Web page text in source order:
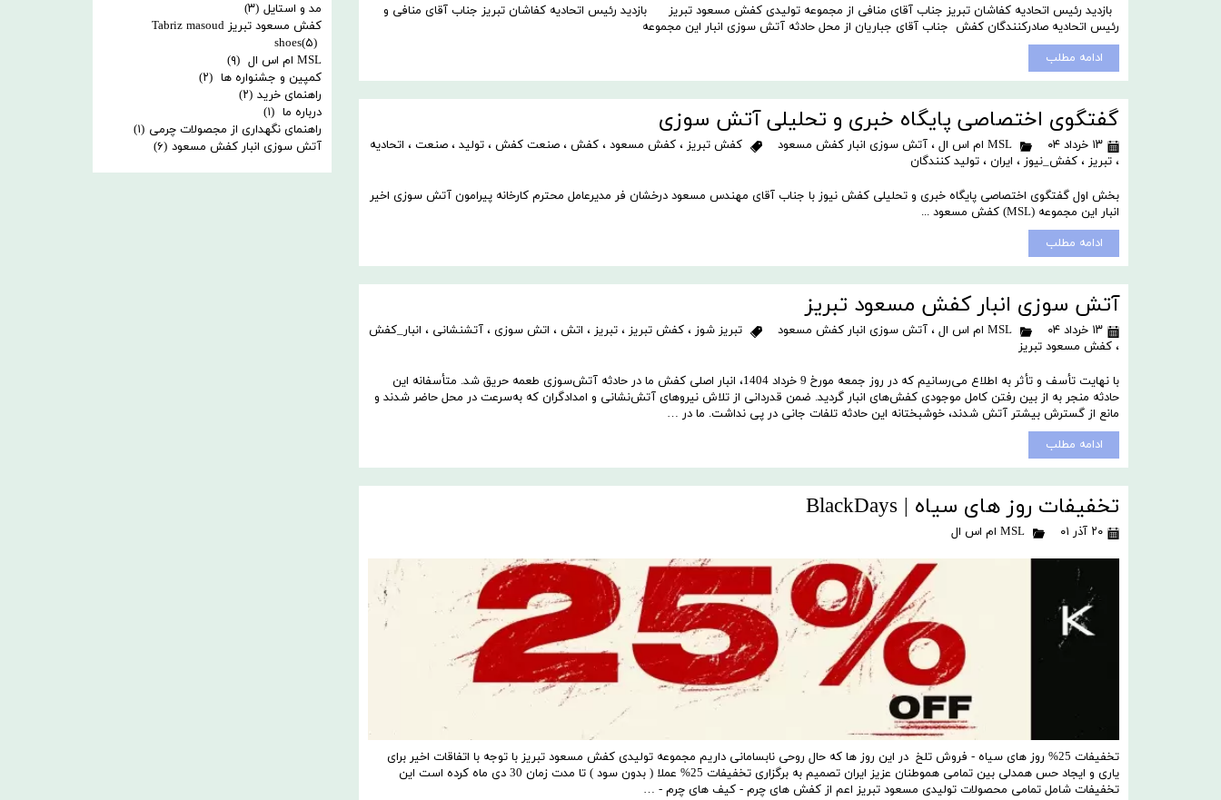
بازدید رئیس اتحادیه کفاشان تبریز جناب آقای منافی از مجموعه تولیدی کفش مسعود تبریز بازدید رئیس اتحادیه کفاشان تبریز جناب آقای منافی و
رئیس اتحادیه صادرکنندگان کفش جناب آقای جباریان از محل حادثه آتش سوزی انبار این مجموعه
ادامه مطلب
گفتگوی اختصاصی پایگاه خبری و تحلیلی آتش سوزی
۱۳ خرداد ۰۴ MSL ام اس ال ، آتش سوزی انبار کفش مسعود کفش تبریز ، کفش مسعود ، کفش ، صنعت کفش ، تولید ، صنعت ، اتحادیه
، تبریز ، کفش_نیوز ، ایران ، تولید کنندگان
بخش اول گفتگوی اختصاصی پایگاه خبری و تحلیلی کفش نیوز با جناب آقای مهندس مسعود درخشان فر مدیرعامل محترم کارخانه پیرامون آتش سوزی اخیر
انبار این مجموعه (MSL) کفش مسعود ...
ادامه مطلب
آتش سوزی انبار کفش مسعود تبریز
۱۳ خرداد ۰۴ MSL ام اس ال ، آتش سوزی انبار کفش مسعود تبریز شوز ، کفش تبریز ، تبریز ، اتش ، اتش سوزی ، آتشنشانی ، انبار_کفش
، کفش مسعود تبریز
با نهایت تأسف و تأثر به اطلاع می‌رسانیم که در روز جمعه مورخ 9 خرداد 1404، انبار اصلی کفش ما در حادثه آتش‌سوزی طعمه حریق شد. متأسفانه این
حادثه منجر به از بین رفتن کامل موجودی کفش‌های انبار گردید. ضمن قدردانی از تلاش نیروهای آتش‌نشانی و امدادگران که به‌سرعت در محل حاضر شدند و
مانع از گسترش بیشتر آتش شدند، خوشبختانه این حادثه تلفات جانی در پی نداشت. ما در …
ادامه مطلب
تخفیفات روز های سیاه | BlackDays
۲۰ آذر ۰۱ MSL ام اس ال
تخفیفات 25% روز های سیاه - فروش تلخ در این روز ها که حال روحی نابسامانی داریم مجموعه تولیدی کفش مسعود تبریز با توجه با اتفاقات اخیر برای
یاری و ایجاد حس همدلی بین تمامی هموطنان عزیز ایران تصمیم به برگزاری تخفیفات 25% عملا ( بدون سود ) تا مدت زمان 30 دی ماه کرده است این
تخفیفات شامل تمامی محصولات تولیدی مسعود تبریز اعم از کفش های چرم - کیف های چرم - …
مد و استایل (۳)
کفش مسعود تبریز Tabriz masoud
shoes(۵)
MSL ام اس ال
(۹)
کمپین و جشنواره ها (۲)
راهنمای خرید (۲)
درباره ما (۱)
راهنمای نگهداری از مجصولات چرمی (۱)
آتش سوزی انبار کفش مسعود (۶)